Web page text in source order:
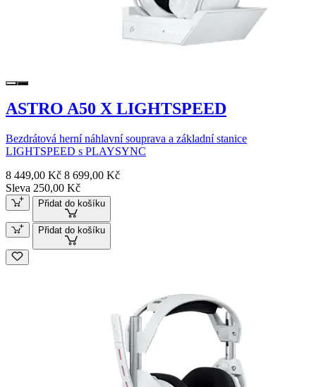
ASTRO A50 X LIGHTSPEED
Bezdrátová herní náhlavní souprava a základní stanice
LIGHTSPEED s PLAYSYNC
8 449,00 Kč 8 699,00 Kč
Sleva 250,00 Kč
Přidat do košíku
Přidat do košíku